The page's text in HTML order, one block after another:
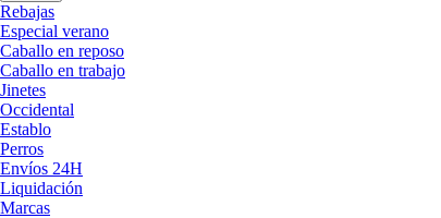
Rebajas
Especial verano
Caballo en reposo
Caballo en trabajo
Jinetes
Occidental
Establo
Perros
Envíos 24H
Liquidación
Marcas